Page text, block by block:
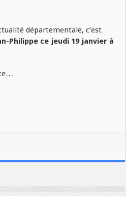
départementale, c’est
Philippe ce jeudi 19 janvier à